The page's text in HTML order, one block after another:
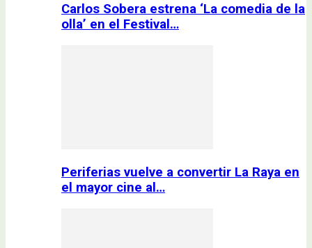
Carlos Sobera estrena ‘La comedia de la
olla’ en el Festival…
Periferias vuelve a convertir La Raya en
el mayor cine al…